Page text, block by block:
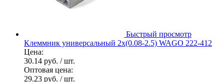
Быстрый просмотр
Клеммник универсальный 2х(0.08-2.5) WAGO 222-412
Цена:
30.14 руб. / шт.
Оптовая цена:
29.23 руб. / шт.